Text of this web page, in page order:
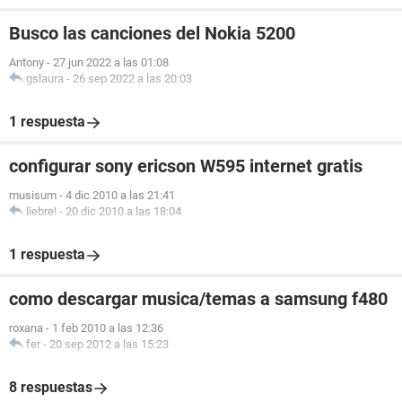
Busco las canciones del Nokia 5200
Antony - 27 jun 2022 a las 01:08
gslaura - 26 sep 2022 a las 20:03
1 respuesta
configurar sony ericson W595 internet gratis
musisum - 4 dic 2010 a las 21:41
liebre! - 20 dic 2010 a las 18:04
1 respuesta
como descargar musica/temas a samsung f480
roxana - 1 feb 2010 a las 12:36
fer - 20 sep 2012 a las 15:23
8 respuestas